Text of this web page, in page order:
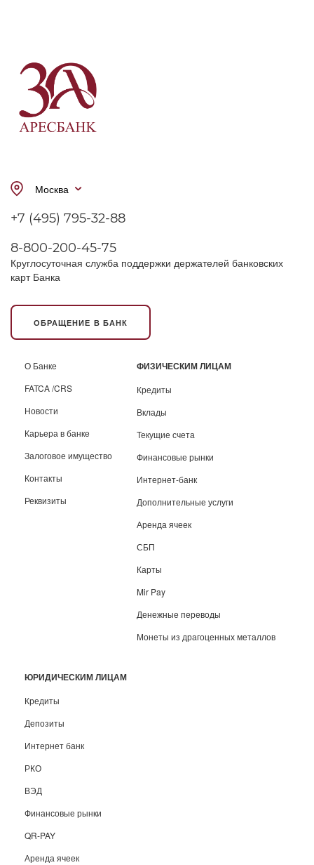
Москва
+7 (495) 795-32-88
8-800-200-45-75
Круглосуточная служба поддержки держателей банковских
карт Банка
ОБРАЩЕНИЕ В БАНК
О Банке
FATCA /CRS
Новости
Карьера в банке
Залоговое имущество
Контакты
Реквизиты
ФИЗИЧЕСКИМ ЛИЦАМ
Кредиты
Вклады
Текущие счета
Финансовые рынки
Интернет-банк
Дополнительные услуги
Аренда ячеек
СБП
Карты
Mir Pay
Денежные переводы
Монеты из драгоценных металлов
ЮРИДИЧЕСКИМ ЛИЦАМ
Кредиты
Депозиты
Интернет банк
РКО
ВЭД
Финансовые рынки
QR-PAY
Аренда ячеек